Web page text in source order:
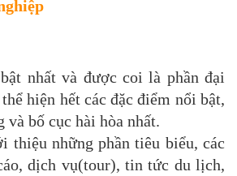
nhất và được coi là phần đại
hiện hết các đặc điểm nổi bật,
và bố cục hài hòa nhất.
thiệu những phần tiêu biểu, các
dịch vụ(tour), tin tức du lịch,